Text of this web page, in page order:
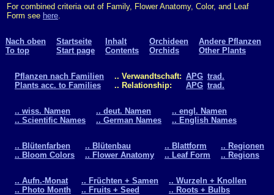
For combined criteria out of Family, Flower Anatomy, Color, and Leaf
Form see here.
Nach oben
To top
Startseite
Start page
Inhalt
Contents
Orchideen
Orchids
Andere Pflanzen
Other Plants
Pflanzen nach Familien
Plants acc. to Families
.. Verwandtschaft:
.. Relationship:
APG
APG
trad.
trad.
.. wiss. Namen
.. Scientific Names
.. deut. Namen
.. German Names
.. engl. Namen
.. English Names
.. Blütenfarben
.. Bloom Colors
.. Blütenbau
.. Flower Anatomy
.. Blattform
.. Leaf Form
.. Regionen
.. Regions
.. Aufn.-Monat
.. Photo Month
.. Früchten + Samen
.. Fruits + Seed
.. Wurzeln + Knollen
.. Roots + Bulbs